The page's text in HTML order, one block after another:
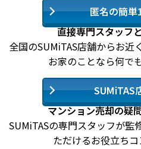
匿名の簡単
直接専門スタッフ
全国のSUMiTAS店舗からお近
お家のことなら何で
SUMiTAS
マンション売却の疑
SUMiTASの専門スタッフが監
ただけるお役立ちコ